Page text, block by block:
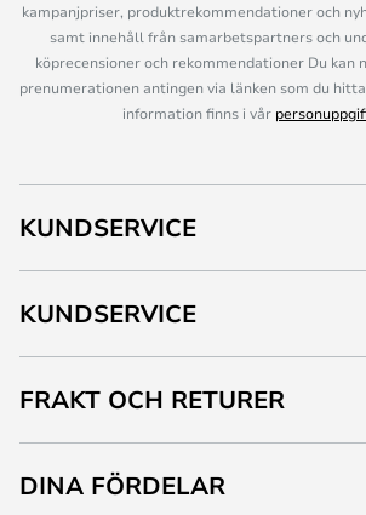
kampanjpriser, produktrekommendationer och
samt innehåll från samarbetspartners och
köprecensioner och rekommendationer Du kan
prenumerationen antingen via länken som du
information finns i vår
KUNDSERVICE
KUNDSERVICE
FRAKT OCH RETURER
DINA FÖRDELAR